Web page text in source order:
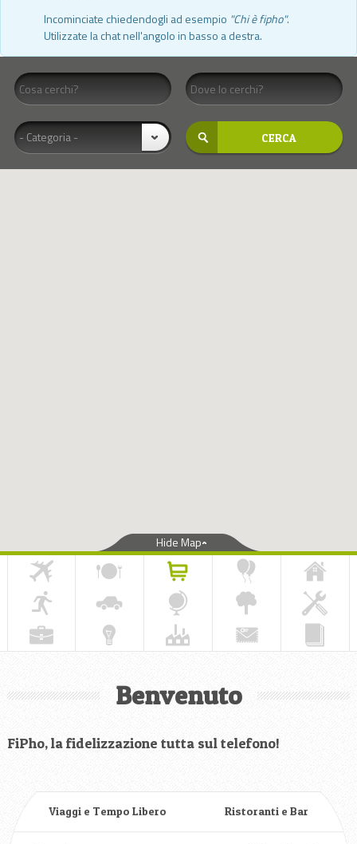
Incominciate chiedendogli ad esempio "Chi è fipho".
Utilizzate la chat nell'angolo in basso a destra.
- Categoria -
Hide Map
Benvenuto
FiPho, la fidelizzazione tutta sul telefono!
Viaggi e Tempo Libero Ristoranti e Bar